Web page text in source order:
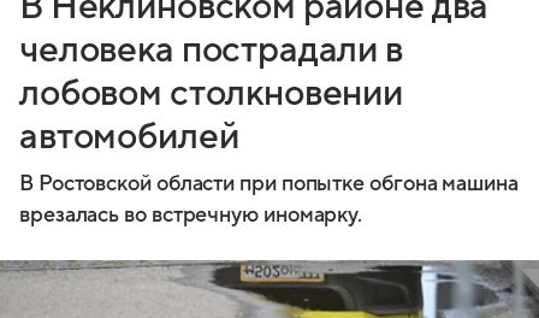
человека пострадали в
лобовом столкновении
автомобилей
В Ростовской области при попытке обгона машина
врезалась во встречную иномарку.